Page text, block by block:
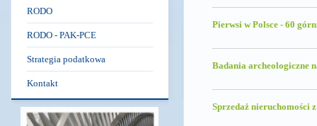
RODO
RODO - PAK-PCE
Strategia podatkowa
Kontakt
Pierwsi w Polsce - 60
Badania archeologiczne
Sprzedaż nieruchomości